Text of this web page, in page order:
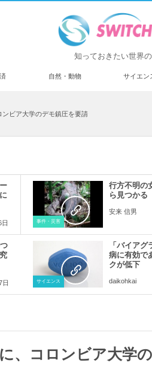
知っておきたい世界
自然・動物 サイエン
ビア大学のデモ鎮圧を要請
事件・災害
行方不明の
ら見つかる
安来 信男
日 サイエンス
「バイア
病に有効で
クが低下
daikohkai
、コロンビア大学